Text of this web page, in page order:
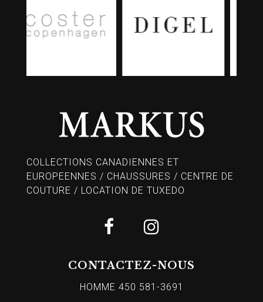
COLLECTIONS CANADIENNES ET
EUROPEENNES / CHAUSSURES / CENTRE DE
COUTURE / LOCATION DE TUXEDO
CONTACTEZ-NOUS
HOMME 450 581-3691